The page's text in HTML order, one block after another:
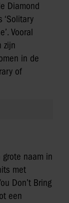
Diamond
‘Solitary
Vooral
zijn
in de
of
grote naam in
met
Don’t Bring
een